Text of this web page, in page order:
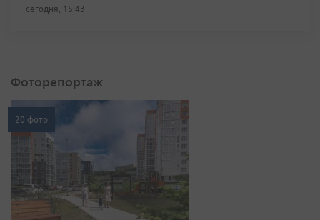
сегодня, 15:43
Фоторепортаж
20 фото